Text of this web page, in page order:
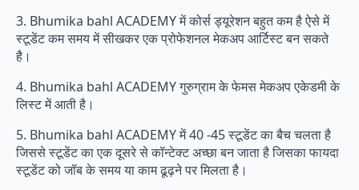
3. Bhumika bahl ACADEMY में कोर्स ड्यूरेशन बहुत कम है ऐसे में
स्टूडेंट कम समय में सीखकर एक प्रोफेशनल मेकअप आर्टिस्ट बन सकते
है।
4. Bhumika bahl ACADEMY गुरुग्राम के फेमस मेकअप एकेडमी के
लिस्ट में आती है।
5. Bhumika bahl ACADEMY में 40 -45 स्टूडेंट का बैच चलता है
जिससे स्टूडेंट का एक दूसरे से कॉन्टेक्ट अच्छा बन जाता है जिसका फायदा
स्टूडेंट को जॉब के समय या काम ढूढ़ने पर मिलता है।